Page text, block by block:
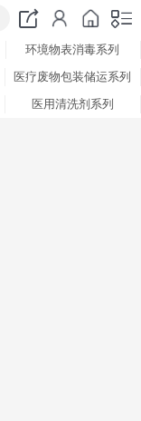
环境物表消毒系列
医疗废物包装储运系列
医用清洗剂系列